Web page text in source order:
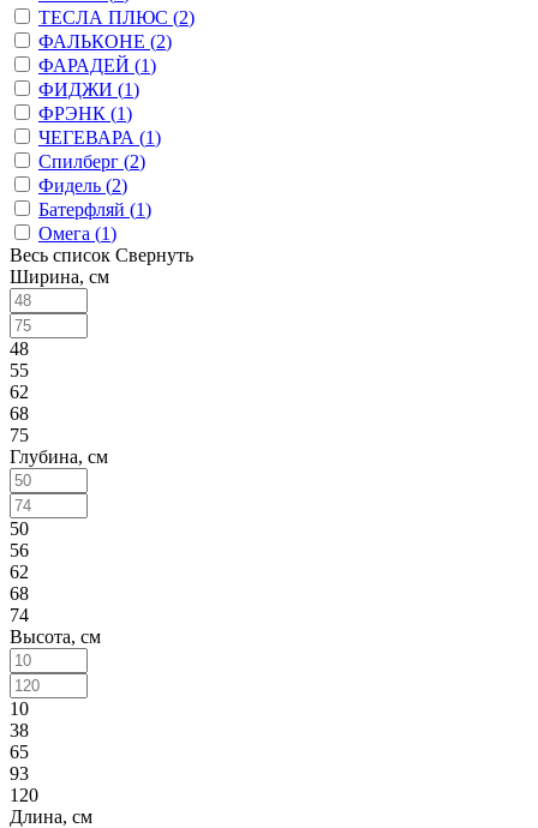
ТЕСЛА ПЛЮС (2)
ФАЛЬКОНЕ (2)
ФАРАДЕЙ (1)
ФИДЖИ (1)
ФРЭНК (1)
ЧЕГЕВАРА (1)
Спилберг (2)
Фидель (2)
Батерфляй (1)
Омега (1)
Весь список Свернуть
Ширина, см
48
55
62
68
75
Глубина, см
50
56
62
68
74
Высота, см
10
38
65
93
120
Длина, см